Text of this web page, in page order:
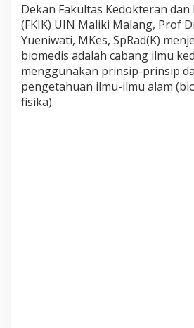
I
N
M
a
l
a
Dekan Fakultas Kedokteran dan
(FKIK) UIN Maliki Malang, Prof
Yueniwati, MKes, SpRad(K)
biomedis adalah cabang ilmu
menggunakan prinsip-prinsip
pengetahuan ilmu-ilmu alam
fisika).